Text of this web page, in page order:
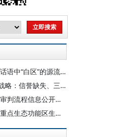
王凯 李亮：中共革命话语中“白区”的源流考释与概念形塑
李亮：印度大国结盟战略：信誉缺失、三重背离及成因
李亮 张扬：人民法院审判流程信息公开的若干问题
李亮 高利红：论我国重点生态功能区生态补偿与精准扶贫的法律对接